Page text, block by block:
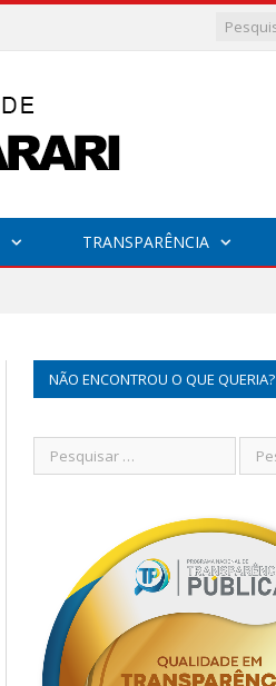
TRANSPARÊNCIA
NÃO ENCONTROU O QUE QUERIA?